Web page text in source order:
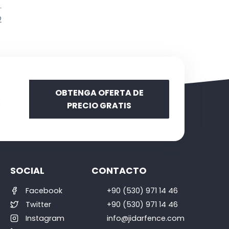
OBTENGA OFERTA DE
PRECIO GRATIS
SOCIAL
Facebook
Twitter
Instagram
CONTACTO
+90 (530) 971 14 46
+90 (530) 971 14 46
info@jidarfence.com